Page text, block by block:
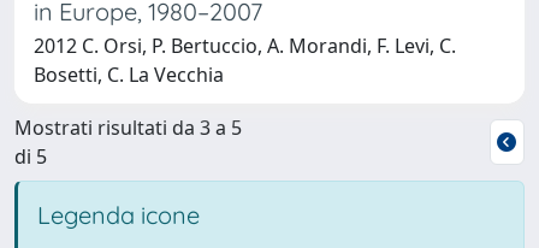
in Europe, 1980–2007
2012 C. Orsi, P. Bertuccio, A. Morandi, F. Levi, C.
Bosetti, C. La Vecchia
Mostrati risultati da 3 a 5
di 5
Legenda icone